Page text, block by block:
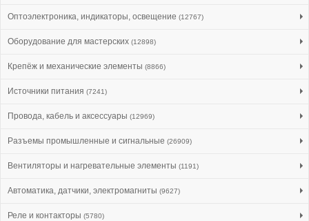
Оптоэлектроника, индикаторы, освещение (12767)
Оборудование для мастерских (12898)
Крепёж и механические элементы (8866)
Источники питания (7241)
Провода, кабель и аксессуары (12969)
Разъемы промышленные и сигнальные (26909)
Вентиляторы и нагревательные элементы (1191)
Автоматика, датчики, электромагниты (9627)
Реле и контакторы (5780)